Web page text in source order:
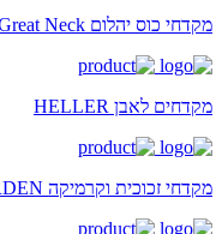
מקדחי כוס יהלום Great Neck
מקדחים לאבן HELLER
מקדחי זכוכית וקרמיקה HARDEN